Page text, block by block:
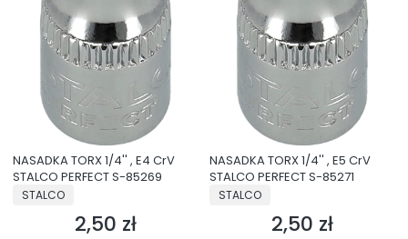
NASADKA TORX 1/4'' , E4 CrV
STALCO PERFECT S-85269
PRODUCENT
STALCO
Cena
2,50 zł
NASADKA TORX 1/4'' , E5 CrV
STALCO PERFECT S-85271
PRODUCENT
STALCO
Cena
2,50 zł